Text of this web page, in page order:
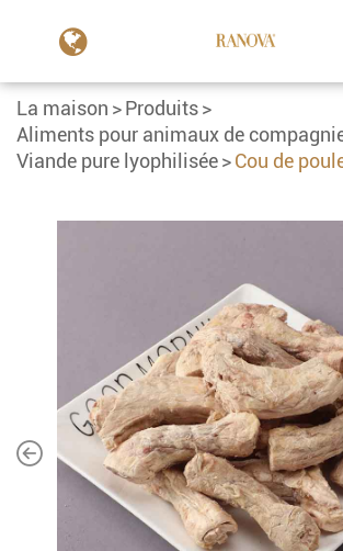
La maison
Produits
Aliments pour animaux de
Viande pure lyophilisée
Cou de